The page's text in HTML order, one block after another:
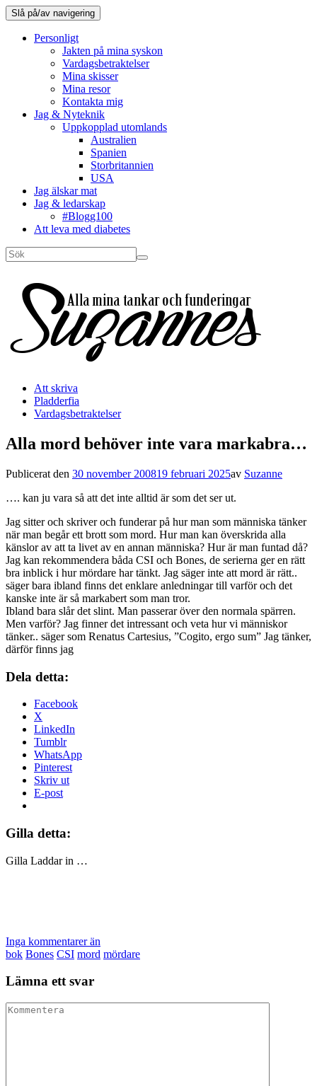
Slå på/av navigering
Personligt
Jakten på mina syskon
Vardagsbetraktelser
Mina skisser
Mina resor
Kontakta mig
Jag & Nyteknik
Uppkopplad utomlands
Australien
Spanien
Storbritannien
USA
Jag älskar mat
Jag & ledarskap
#Blogg100
Att leva med diabetes
Att skriva
Pladderfia
Vardagsbetraktelser
Alla mord behöver inte vara markabra…
Publicerat den 30 november 200819 februari 2025av Suzanne
…. kan ju vara så att det inte alltid är som det ser ut.
Jag sitter och skriver och funderar på hur man som människa tänker
när man begår ett brott som mord. Hur man kan överskrida alla
känslor av att ta livet av en annan människa? Hur är man funtad då?
Jag kan rekommendera båda CSI och Bones, de serierna ger en rätt
bra inblick i hur mördare har tänkt. Jag säger inte att mord är rätt..
säger bara ibland finns det enklare anledningar till varför och det
kanske inte är så markabert som man tror.
Ibland bara slår det slint. Man passerar över den normala spärren.
Men varför? Jag finner det intressant och veta hur vi människor
tänker.. säger som Renatus Cartesius, ”Cogito, ergo sum” Jag tänker,
därför finns jag
Dela detta:
Facebook
X
LinkedIn
Tumblr
WhatsApp
Pinterest
Skriv ut
E-post
Gilla detta:
Gilla Laddar in …
Inga kommentarer än
bok Bones CSI mord mördare
Lämna ett svar